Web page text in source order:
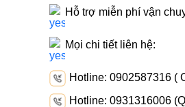
Hỗ trợ miễn phí vận
Mọi chi tiết liên hệ:
Hotline: 0902587316 (
Hotline: 0931316006